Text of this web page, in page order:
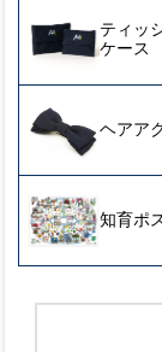
ティッ
ケース
ヘアア
知育ポ